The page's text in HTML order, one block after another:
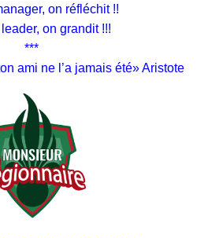
on réfléchit !!
on grandit !!!
***
ami ne l’a jamais été» Aristote